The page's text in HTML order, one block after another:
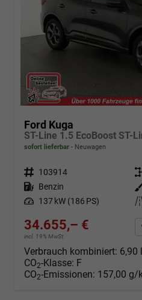
Ford Kuga
sofort lieferbar Neuwagen
Fahrzeugnr. 103914
Kraftstoff Benzin
Leistung 137 kW (186 PS)
34.655,– €
incl. 19% MwSt.
Verbrauch kombiniert: 6,90
CO2-Klasse: F
CO2-Emissionen: 157,00 g/